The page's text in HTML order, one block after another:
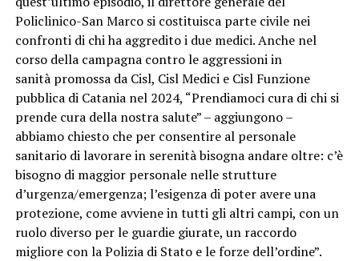
Policlinico-San Marco si costituisca parte civile nei
confronti di chi ha aggredito i due medici. Anche nel
corso della campagna contro le aggressioni in
sanità promossa da Cisl, Cisl Medici e Cisl Funzione
pubblica di Catania nel 2024, “Prendiamoci cura di chi si
prende cura della nostra salute” – aggiungono –
abbiamo chiesto che per consentire al personale
sanitario di lavorare in serenità bisogna andare oltre: c’è
bisogno di maggior personale nelle strutture
d’urgenza/emergenza; l’esigenza di poter avere una
protezione, come avviene in tutti gli altri campi, con un
ruolo diverso per le guardie giurate, un raccordo
migliore con la Polizia di Stato e le forze dell’ordine”.